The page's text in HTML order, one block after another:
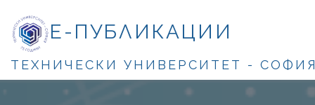
Е-ПУБЛИКАЦИИ
ТЕХНИЧЕСКИ УНИВЕРСИТЕТ -